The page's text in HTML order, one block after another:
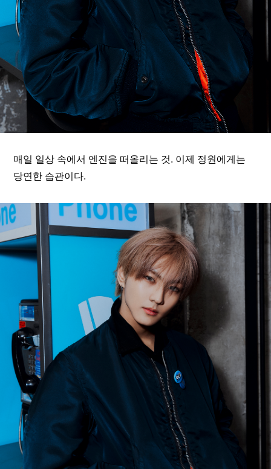
매일 일상 속에서 엔진을 떠올리는 것. 이제 정원에게는
당연한 습관이다.